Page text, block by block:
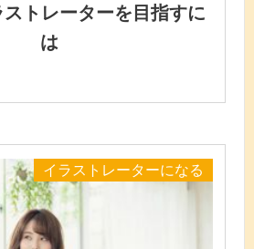
トレーターを目指すに
は
イラストレーターになる